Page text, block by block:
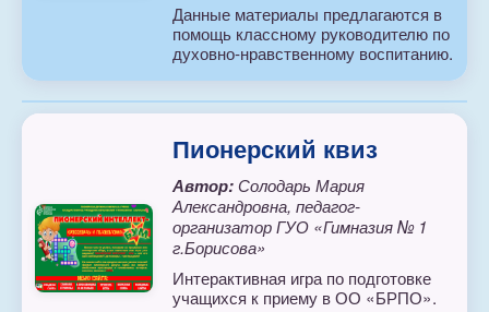
Данные материалы предлагаются в
помощь классному руководителю по
духовно-нравственному воспитанию.
Пионерский квиз
Автор:Солодарь Мария
Александровна, педагог-
организатор ГУО «Гимназия № 1
г.Борисова»
Интерактивная игра по подготовке
учащихся к приему в ОО «БРПО».